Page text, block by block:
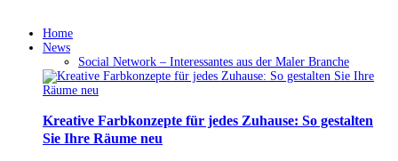
Home
News
Social Network – Interessantes aus der Maler Branche
Kreative Farbkonzepte für jedes Zuhause: So gestalten
Sie Ihre Räume neu